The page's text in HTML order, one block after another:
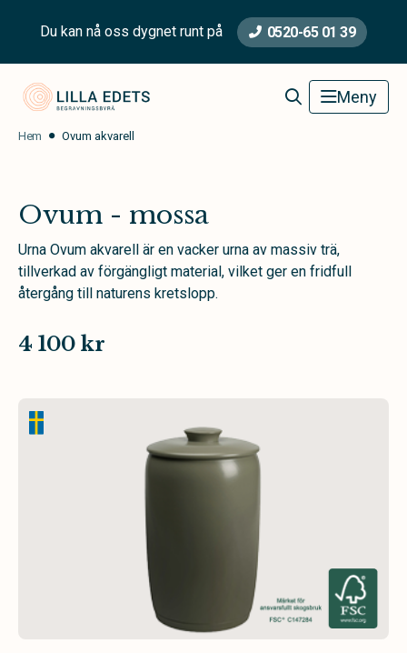
Du kan nå oss dygnet runt på 0520-65 01 39
Lilla Edets Begravningsbyrå Meny
Hem Ovum akvarell
Ovum - mossa
Urna Ovum akvarell är en vacker urna av massiv trä,
tillverkad av förgängligt material, vilket ger en fridfull
återgång till naturens kretslopp.
4 100 kr